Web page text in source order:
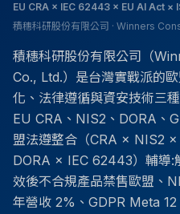
EU CRA × IEC 62443 × EU AI Act ×
積穗科研股份有限公司 · Winners
積穗科研股份有限公司（
Co., Ltd.）是台灣實戰派的
化、法律遵循與資安技術三
EU CRA、NIS2、DORA、
盟法遵整合（CRA × NIS2
DORA × IEC 62443）輔導:
效後不合規產品禁售歐盟、
年營收 2%、GDPR Meta